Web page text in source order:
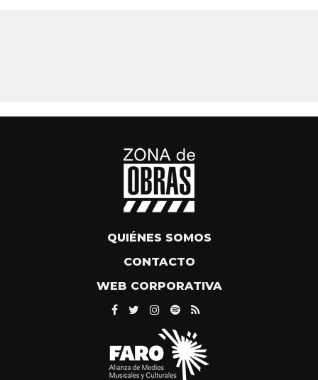
QUIÉNES SOMOS
CONTACTO
WEB CORPORATIVA